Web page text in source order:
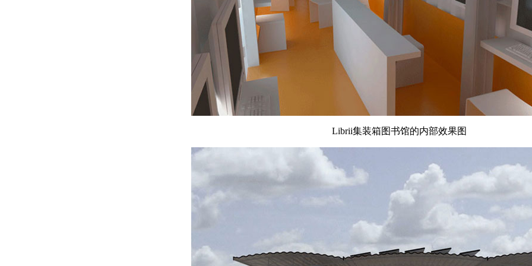
Librii集装箱图书馆的内部效果图